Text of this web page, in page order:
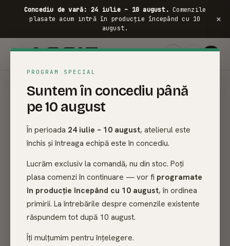
Concediu de vară: 24 iulie – 10 august. Comenzile
plasate acum intră în producție începând cu 10
august.
×
PROGRAM SPECIAL
Suntem în concediu până
pe 10 august
În perioada 24 iulie – 10 august, atelierul este
închis și întreaga echipă este în concediu.
Lucrăm exclusiv la comandă, nu din stoc. Poți
plasa comenzi în continuare — vor fi programate
în producție începând cu 10 august, în ordinea
primirii. La întrebările despre comenzile existente
răspundem tot după 10 august.
Îți mulțumim pentru înțelegere.
Paturi plutitoare
făcute pentru tine.
— dimensiunea ta, culoarea ta. Livrare gratuită în
România și UE.
50+
MODELE
3
TIPURI DE LEMN
∞
CULORI RAL
30 ani
GARANȚIE